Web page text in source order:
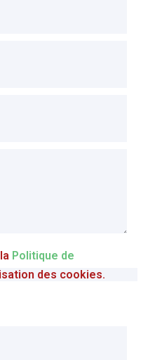
Politique de
des cookies.